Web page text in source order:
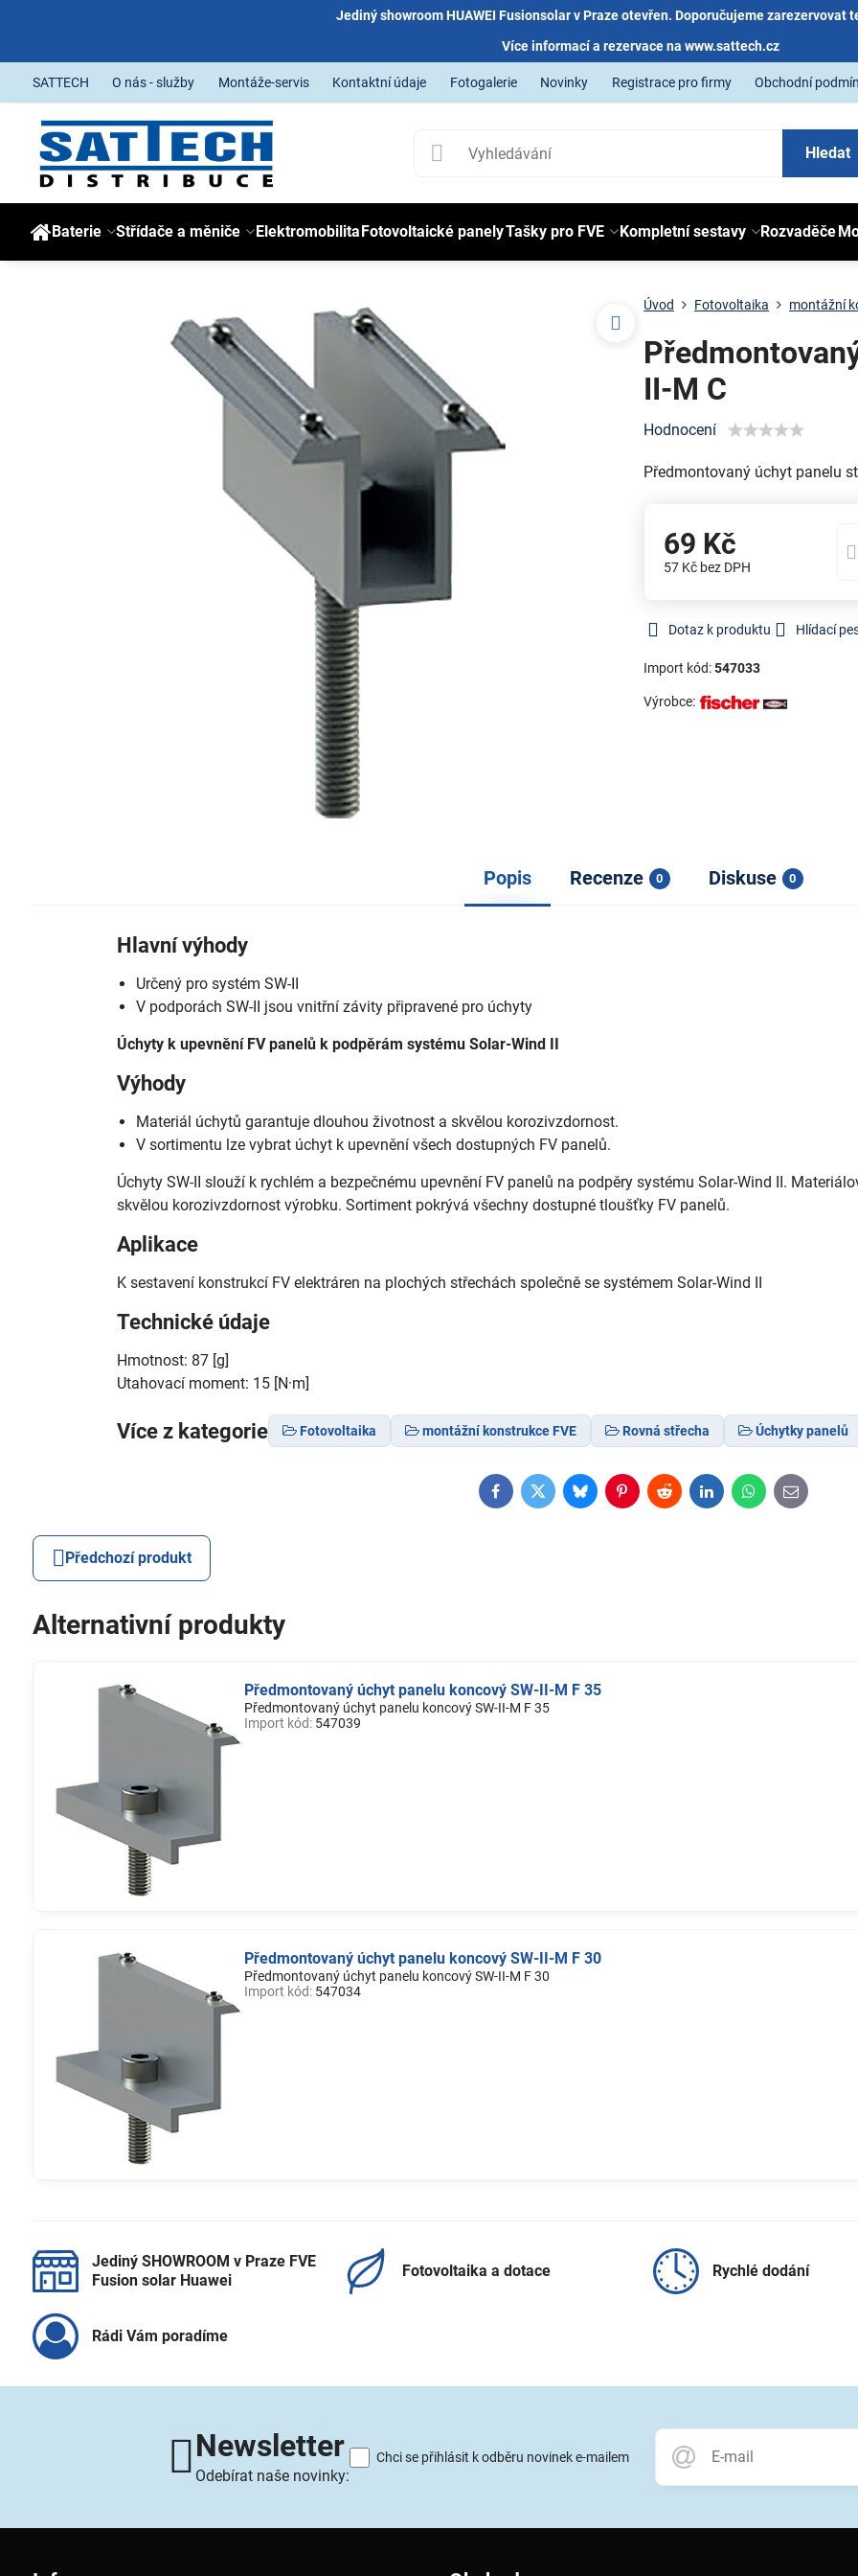
Jediný showroom HUAWEI Fusionsolar v Praze otevřen. Doporučujeme zarezervovat
Více informací a rezervace na www.sattech.cz
SATTECH O nás - služby Montáže-servis Kontaktní údaje Fotogalerie Novinky Registrace pro firmy Obchodní
Hledat
Baterie Střídače a měniče ElektromobilitaFotovoltaické panelyTašky pro FVE Kompletní sestavy Rozvaděče
Úvod Fotovoltaika montážní
II-M C
Hodnocení
Předmontovaný úchyt panelu
69 Kč
57 Kč bez DPH
Dotaz k produktu Hlídací
Import kód:547033
Výrobce:
Popis Recenze 0 Diskuse 0
Hlavní výhody
Určený pro systém SW-II
V podporách SW-II jsou vnitřní závity připravené pro úchyty
Úchyty k upevnění FV panelů k podpěrám systému Solar-Wind II
Výhody
Materiál úchytů garantuje dlouhou životnost a skvělou korozivzdornost.
V sortimentu lze vybrat úchyt k upevnění všech dostupných FV panelů.
Úchyty SW-II slouží k rychlém a bezpečnému upevnění FV panelů na podpěry systému Solar-Wind II.
skvělou korozivzdornost výrobku. Sortiment pokrývá všechny dostupné tloušťky FV panelů.
Aplikace
K sestavení konstrukcí FV elektráren na plochých střechách společně se systémem Solar-Wind II
Technické údaje
Hmotnost: 87 [g]
Utahovací moment: 15 [N·m]
Více z kategorie Fotovoltaika montážní konstrukce FVE Rovná střecha Úchytky panelů
FacebookTwitterBlueskyPinterestRedditLinkedInWhatsApp
E-
mail
Předchozí produkt
Alternativní produkty
Předmontovaný úchyt panelu koncový SW-II-M F 35
Předmontovaný úchyt panelu koncový SW-II-M F 35
Import kód: 547039
Předmontovaný úchyt panelu koncový SW-II-M F 30
Předmontovaný úchyt panelu koncový SW-II-M F 30
Import kód: 547034
Jediný SHOWROOM v Praze FVE
Fusion solar Huawei
Fotovoltaika a dotace Rychlé dodání
Rádi Vám poradíme
Newsletter
Odebírat naše novinky:
Chci se přihlásit k odběru novinek e-mailem